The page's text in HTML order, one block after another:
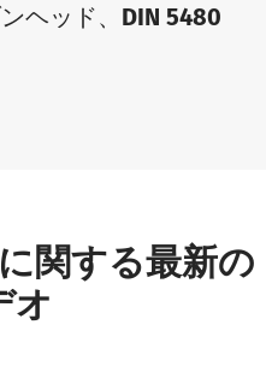
ヘッド、DIN 5480
関する最新の
オ